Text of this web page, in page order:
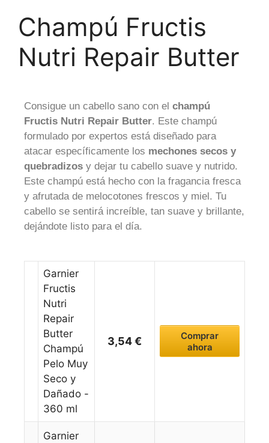
Champú Fructis
Nutri Repair Butter
Consigue un cabello sano con el champú
Fructis Nutri Repair Butter. Este champú
formulado por expertos está diseñado para
atacar específicamente los mechones secos y
quebradizos y dejar tu cabello suave y nutrido.
Este champú está hecho con la fragancia fresca
y afrutada de melocotones frescos y miel. Tu
cabello se sentirá increíble, tan suave y brillante,
dejándote listo para el día.
Garnier
Fructis
Nutri
Repair
Butter
Champú
Pelo Muy
Seco y
Dañado -
360 ml
3,54 €
Comprar
ahora
Garnier